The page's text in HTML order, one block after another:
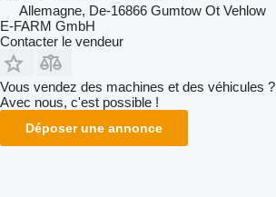
Allemagne, De-16866 Gumtow Ot Vehlow
E-FARM GmbH
Contacter le vendeur
Vous vendez des machines et des véhicules ?
Avec nous, c'est possible !
Déposer une annonce